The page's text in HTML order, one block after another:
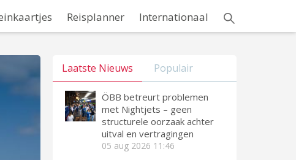
Reisplanner Internationaal
Laatste Nieuws Populair
ÖBB betreurt problemen
met Nightjets – geen
structurele oorzaak achter
uitval en vertragingen
05 aug 2026 11:46